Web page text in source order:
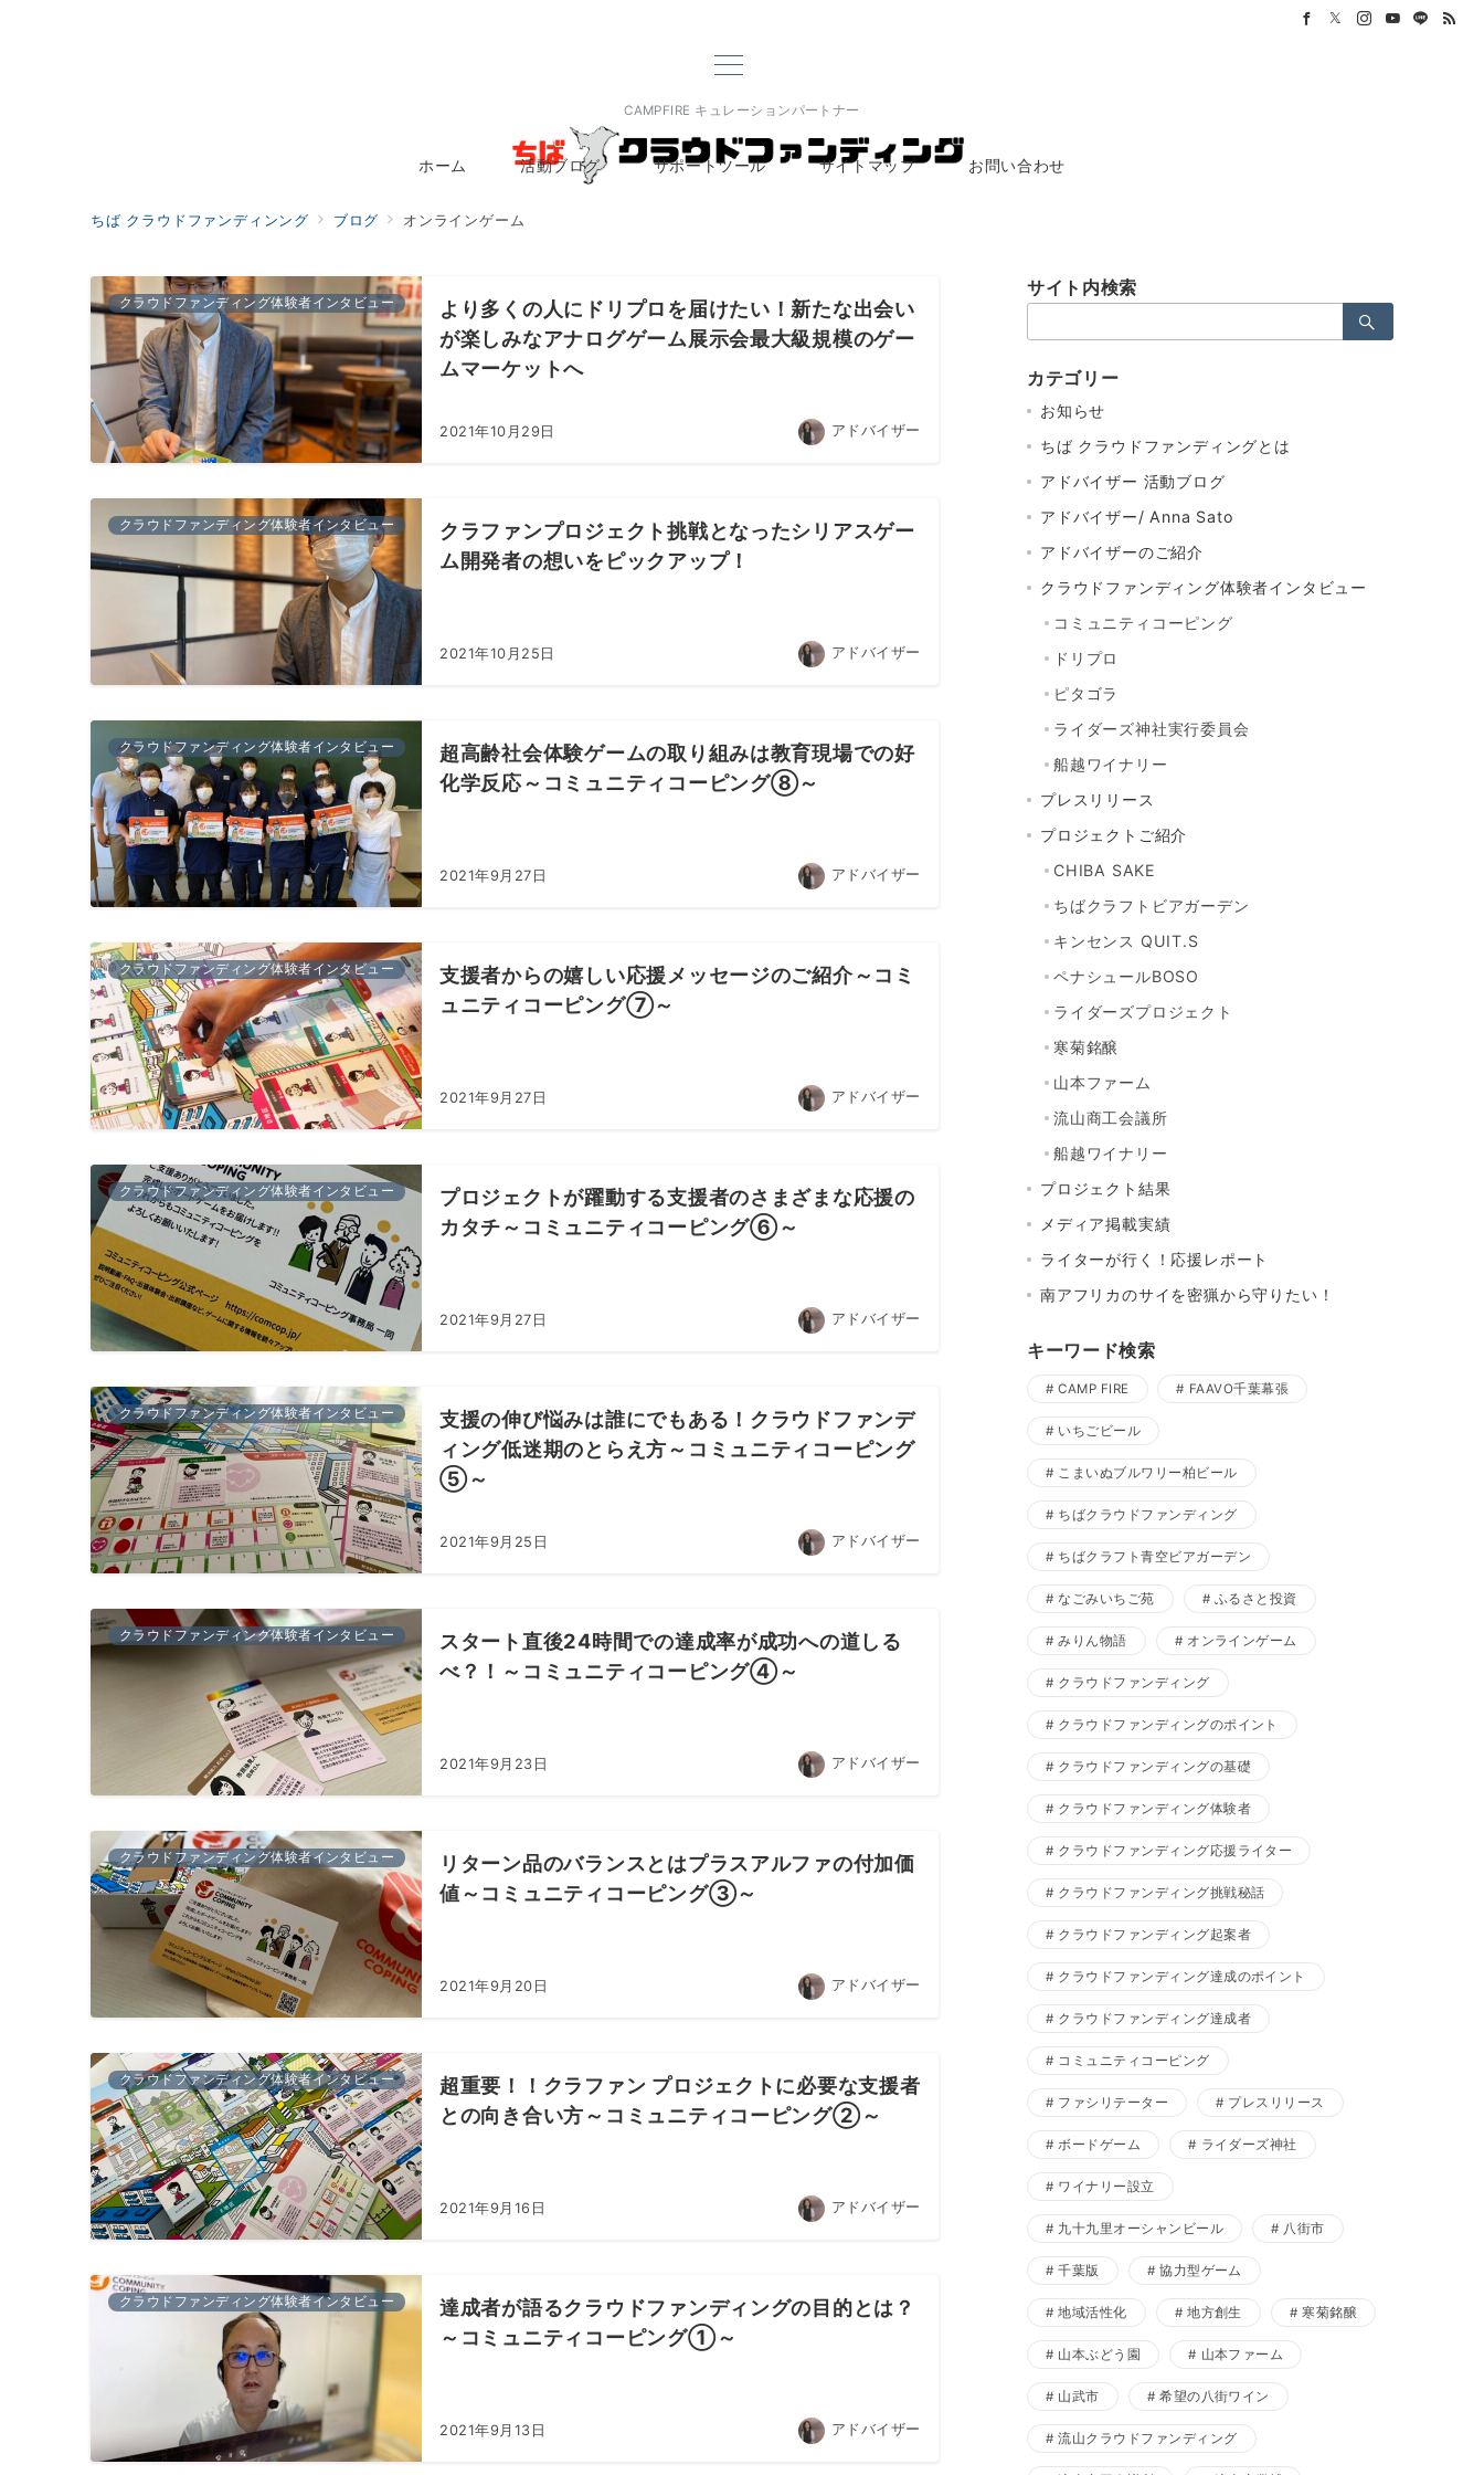
CAMPFIRE キュレーションパートナー
ホーム 活動ブログ サポートツール サイトマップ お問い合わせ
ちば クラウドファンディンング ブログ オンラインゲーム
クラウドファンディング体験者インタビュー
より多くの人にドリプロを届けたい！新たな出会い
が楽しみなアナログゲーム展示会最大級規模のゲー
ムマーケットへ
2021年10月29日 アドバイザー
クラウドファンディング体験者インタビュー
クラファンプロジェクト挑戦となったシリアスゲー
ム開発者の想いをピックアップ！
2021年10月25日 アドバイザー
クラウドファンディング体験者インタビュー
超高齢社会体験ゲームの取り組みは教育現場での好
化学反応～コミュニティコーピング⑧～
2021年9月27日 アドバイザー
クラウドファンディング体験者インタビュー
支援者からの嬉しい応援メッセージのご紹介～コミ
ュニティコーピング⑦～
2021年9月27日 アドバイザー
クラウドファンディング体験者インタビュー
プロジェクトが躍動する支援者のさまざまな応援の
カタチ～コミュニティコーピング⑥～
2021年9月27日 アドバイザー
クラウドファンディング体験者インタビュー
支援の伸び悩みは誰にでもある！クラウドファンデ
ィング低迷期のとらえ方～コミュニティコーピング
⑤～
2021年9月25日 アドバイザー
クラウドファンディング体験者インタビュー
スタート直後24時間での達成率が成功への道しる
べ？！～コミュニティコーピング④～
2021年9月23日 アドバイザー
クラウドファンディング体験者インタビュー
リターン品のバランスとはプラスアルファの付加価
値～コミュニティコーピング③～
2021年9月20日 アドバイザー
クラウドファンディング体験者インタビュー
超重要！！クラファン プロジェクトに必要な支援者
との向き合い方～コミュニティコーピング②～
2021年9月16日 アドバイザー
クラウドファンディング体験者インタビュー
達成者が語るクラウドファンディングの目的とは？
～コミュニティコーピング①～
2021年9月13日 アドバイザー
サイト内検索
索：
カテゴリー
お知らせ
ちば クラウドファンディングとは
アドバイザー 活動ブログ
アドバイザー/ Anna Sato
アドバイザーのご紹介
クラウドファンディング体験者インタビュー
コミュニティコーピング
ドリプロ
ピタゴラ
ライダーズ神社実行委員会
船越ワイナリー
プレスリリース
プロジェクトご紹介
CHIBA SAKE
ちばクラフトビアガーデン
キンセンス QUIT.S
ペナシュールBOSO
ライダーズプロジェクト
寒菊銘醸
山本ファーム
流山商工会議所
船越ワイナリー
プロジェクト結果
メディア掲載実績
ライターが行く！応援レポート
南アフリカのサイを密猟から守りたい！
キーワード検索
CAMP FIRE FAAVO千葉幕張
いちごビール
こまいぬブルワリー柏ビール
ちばクラウドファンディング
ちばクラフト青空ビアガーデン
なごみいちご苑 ふるさと投資
みりん物語 オンラインゲーム
クラウドファンディング
クラウドファンディングのポイント
クラウドファンディングの基礎
クラウドファンディング体験者
クラウドファンディング応援ライター
クラウドファンディング挑戦秘話
クラウドファンディング起案者
クラウドファンディング達成のポイント
クラウドファンディング達成者
コミュニティコーピング
ファシリテーター プレスリリース
ボードゲーム ライダーズ神社
ワイナリー設立
九十九里オーシャンビール 八街市
千葉版 協力型ゲーム
地域活性化 地方創生 寒菊銘醸
山本ぶどう園 山本ファーム
山武市 希望の八街ワイン
流山クラウドファンディング